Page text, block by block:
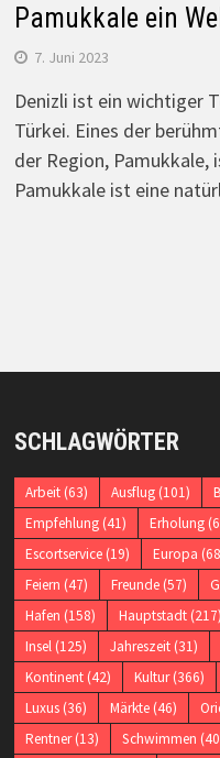
Pamukkale ein
7. Juni 2023
Denizli ist ein wichtiger
Türkei. Eines der
der Region, Pamukkale,
Pamukkale ist eine
SCHLAGWÖRTER
Arbeit(63) Ausflug(101)
Empfehlung(41) Erholung
Escortservice(19) Europa
Feiern (47) Freunde(57)
Hafen (158) Hauptstadt(217)
Insel(125) Jahreszeit(31)
Kontinent(42) Kultur(366)
Luxus(36) Märkte(46)
Rentner(13) Schwimmen